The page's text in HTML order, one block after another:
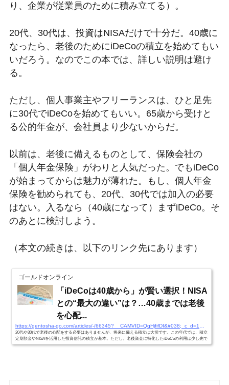
り、企業が従業員のために積み立てる）。
20代、30代は、投資はNISAだけで十分だ。40歳に
なったら、老後のためにiDeCoの積立を始めてもい
いだろう。なのでこの本では、詳しい説明は避け
る。
ただし、個人事業主やフリーランスは、ひと足先
に30代でiDeCoを始めてもいい。65歳から受けと
る公的年金が、会社員より少ないからだ。
以前は、老後に備えるものとして、保険会社の
「個人年金保険」がわりと人気だった。でもiDeCo
が始まってからは魅力が薄れた。もし、個人年金
保険を勧められても、20代、30代では加入の必要
はない。入るなら（40歳になって）まずiDeCo。そ
のあとに検討しよう。
（本文の続きは、以下のリンク先にあります）
ゴールドオンライン
「iDeCoは40歳から」が賢い選択！NISA
との“最大の違い”は？…40歳までは老後
を心配...
20代や30代で老後の心配をする必要はありませんが、将来に備える積立は大切です。この年代では、積立
定期預金やNISAを活用した投資信託の積立が基本。ただし、老後資金に特化したiDeCoの利用は少し先で
も遅くありません。ファイナンシャル・プランナーである中村芳子氏の著書『女性が28歳までに知ってお